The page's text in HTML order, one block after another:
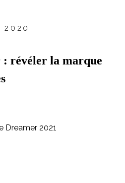
2020
révéler la marque